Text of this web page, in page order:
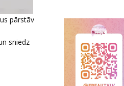
pārstāv
sniedz